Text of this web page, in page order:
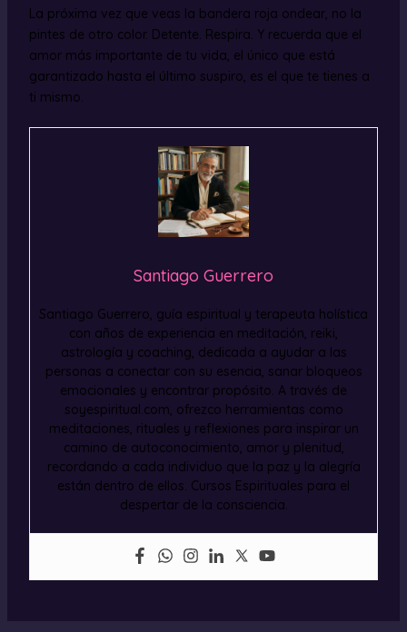
La próxima vez que veas la bandera roja ondear, no la
pintes de otro color. Detente. Respira. Y recuerda que el
amor más importante de tu vida, el único que está
garantizado hasta el último suspiro, es el que te tienes a
ti mismo.
Santiago Guerrero
Santiago Guerrero, guía espiritual y terapeuta holística
con años de experiencia en meditación, reiki,
astrología y coaching, dedicada a ayudar a las
personas a conectar con su esencia, sanar bloqueos
emocionales y encontrar propósito. A través de
soyespiritual.com, ofrezco herramientas como
meditaciones, rituales y reflexiones para inspirar un
camino de autoconocimiento, amor y plenitud,
recordando a cada individuo que la paz y la alegría
están dentro de ellos. Cursos Espirituales para el
despertar de la consciencia.